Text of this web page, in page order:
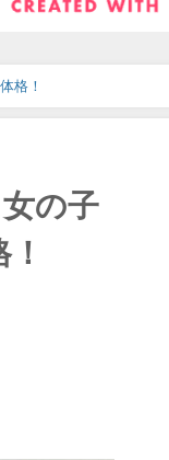
格！
の子